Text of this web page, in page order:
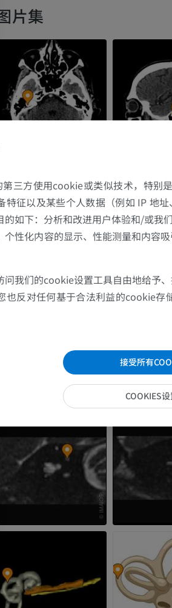
片集
上肢
上肢MRI
MRI
MRI
优质会员
腕MRI
MRI
优质会员
肘部MRI
优质会员
第三方使用cookie或类似技术，特别
特征以及某些个人数据（例如 IP 地
的如下：分析和改进用户体验和/或我
个性化内容的显示、性能测量和内容
问我们的cookie设置工具自由地给予
也反对任何基于合法利益的cookie
接受所有
COOKIES